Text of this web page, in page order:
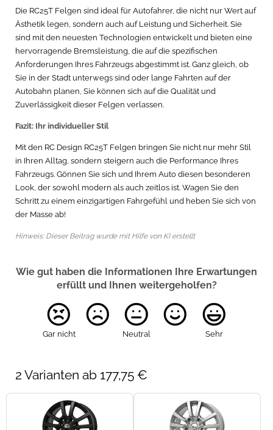
Die RC25T Felgen sind ideal für Autofahrer, die nicht nur Wert auf
Ästhetik legen, sondern auch auf Leistung und Sicherheit. Sie
sind mit den neuesten Technologien entwickelt und bieten eine
hervorragende Bremsleistung, die auf die spezifischen
Anforderungen Ihres Fahrzeugs abgestimmt ist. Ganz gleich, ob
Sie in der Stadt unterwegs sind oder lange Fahrten auf der
Autobahn planen, Sie können sich auf die Qualität und
Zuverlässigkeit dieser Felgen verlassen.
Fazit: Ihr individueller Stil
Mit den RC Design RC25T Felgen bringen Sie nicht nur mehr Stil
in Ihren Alltag, sondern steigern auch die Performance Ihres
Fahrzeugs. Gönnen Sie sich und Ihrem Auto diesen besonderen
Look, der sowohl modern als auch zeitlos ist. Wagen Sie den
Schritt zu einem einzigartigen Fahrgefühl und heben Sie sich von
der Masse ab!
Hinweis: Dieser Beitrag wurde mit Hilfe von KI erstellt
Wie gut haben die Informationen Ihre Erwartungen
erfüllt und Ihnen weitergeholfen?
Gar nicht Neutral Sehr
2 Varianten ab 177,75 €